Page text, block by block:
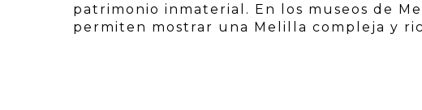
patrimonio inmaterial. En los museos de
permiten mostrar una Melilla compleja y